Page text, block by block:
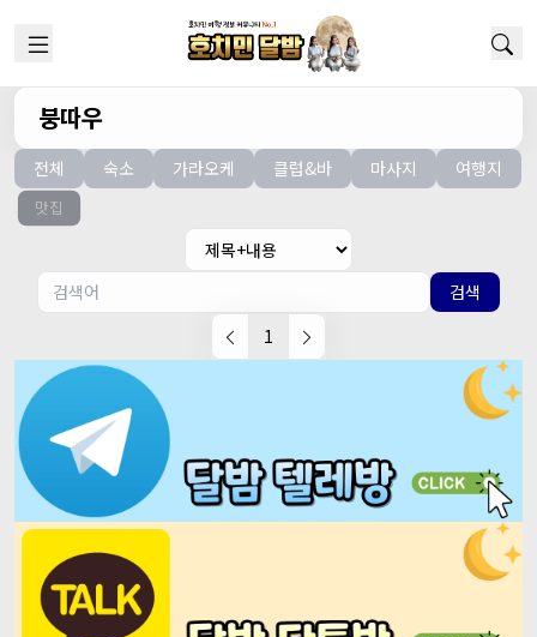
붕따우
전체 숙소 가라오케 클럽&바 마사지 여행지
맛집
검색
1